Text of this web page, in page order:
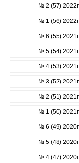
№ 2 (57) 2022г.
№ 1 (56) 2022г.
№ 6 (55) 2021г.
№ 5 (54) 2021г.
№ 4 (53) 2021г.
№ 3 (52) 2021г.
№ 2 (51) 2021г.
№ 1 (50) 2021г.
№ 6 (49) 2020г.
№ 5 (48) 2020г.
№ 4 (47) 2020г.